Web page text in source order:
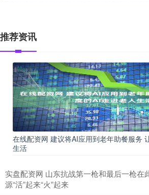
推荐资讯
在线配资网 建议将AI应用到老年助餐服务
生活
实盘配资网 山东抗战第一枪和最后一枪在
源“活”起来“火”起来